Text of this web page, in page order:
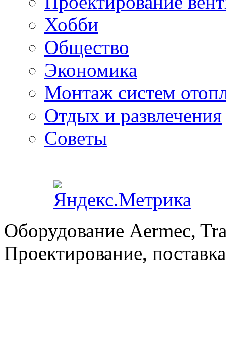
Хобби
Общество
Экономика
Монтаж систем
Отдых и развлечения
Советы
Оборудование Aermec,
Проектирование,